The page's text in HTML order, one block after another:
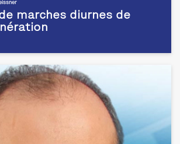
marches diurnes de